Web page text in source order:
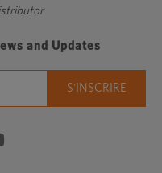
and Updates